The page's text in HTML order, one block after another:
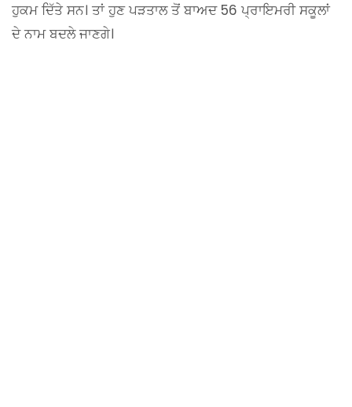
ਹੁਕਮ ਦਿੱਤੇ ਸਨ। ਤਾਂ ਹੁਣ ਪੜਤਾਲ ਤੋਂ ਬਾਅਦ 56 ਪ੍ਰਾਇਮਰੀ ਸਕੂਲਾਂ
ਦੇ ਨਾਮ ਬਦਲੇ ਜਾਣਗੇ।